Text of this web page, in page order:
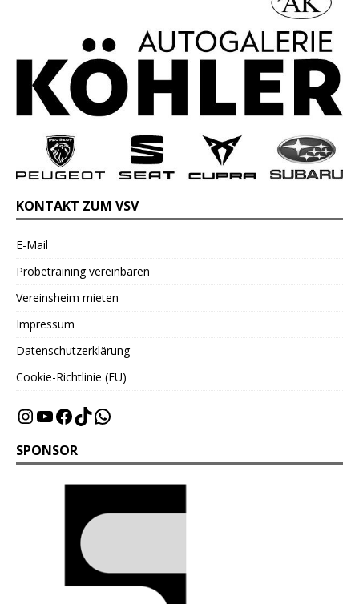
KONTAKT ZUM VSV
E-Mail
Probetraining vereinbaren
Vereinsheim mieten
Impressum
Datenschutzerklärung
Cookie-Richtlinie (EU)
SPONSOR